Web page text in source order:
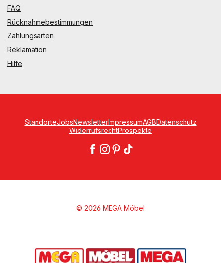
FAQ
Rücknahmebestimmungen
Zahlungsarten
Reklamation
Hilfe
StandorteJobsNewsletterImpressumAGBDatenschutz
WiderrufsrechtProspekte
© 2026 MEGA Möbel